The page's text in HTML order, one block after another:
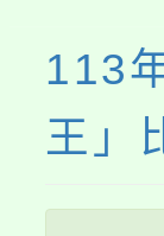
113
王」